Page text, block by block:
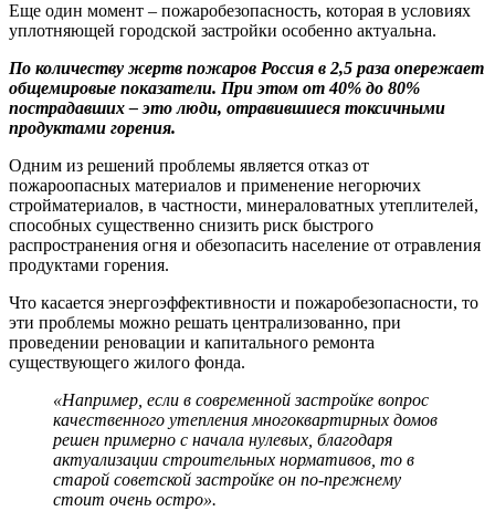
Еще один момент – пожаробезопасность, которая в условиях
уплотняющей городской застройки особенно актуальна.
По количеству жертв пожаров Россия в 2,5 раза опережает
общемировые показатели. При этом от 40% до 80%
пострадавших – это люди, отравившиеся токсичными
продуктами горения.
Одним из решений проблемы является отказ от
пожароопасных материалов и применение негорючих
стройматериалов, в частности, минераловатных утеплителей,
способных существенно снизить риск быстрого
распространения огня и обезопасить население от отравления
продуктами горения.
Что касается энергоэффективности и пожаробезопасности, то
эти проблемы можно решать централизованно, при
проведении реновации и капитального ремонта
существующего жилого фонда.
«Например, если в современной застройке вопрос
качественного утепления многоквартирных домов
решен примерно с начала нулевых, благодаря
актуализации строительных нормативов, то в
старой советской застройке он по-прежнему
стоит очень остро».